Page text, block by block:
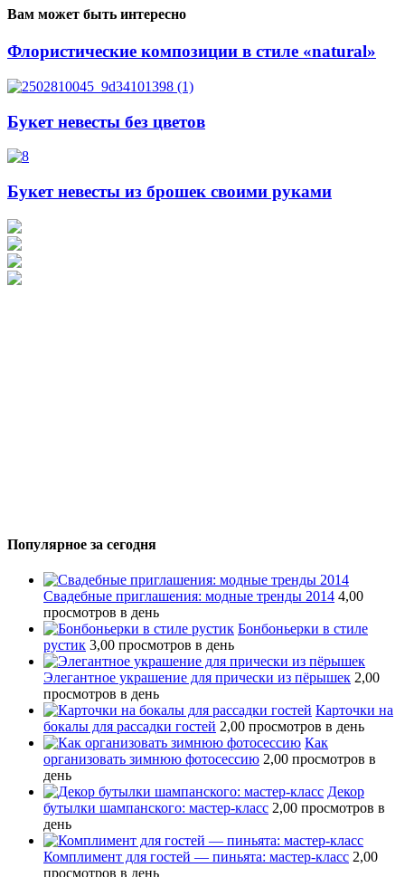
Вам может быть интересно
Флористические композиции в стиле «natural»
Букет невесты без цветов
Букет невесты из брошек своими руками
Популярное за сегодня
Свадебные приглашения: модные тренды 2014 4,00
просмотров в день
Бонбоньерки в стиле
рустик 3,00 просмотров в день
Элегантное украшение для прически из пёрышек 2,00
просмотров в день
Карточки на
бокалы для рассадки гостей 2,00 просмотров в день
Как
организовать зимнюю фотосессию 2,00 просмотров в
день
Декор
бутылки шампанского: мастер-класс 2,00 просмотров в
день
Комплимент для гостей — пиньята: мастер-класс 2,00
просмотров в день